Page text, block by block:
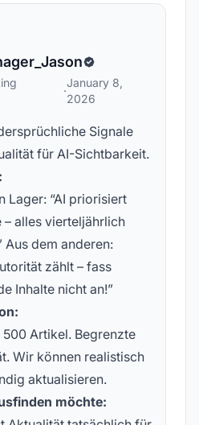
·
January 8,
2026
Signale
für AI-Sichtbarkeit.
Lager: “AI priorisiert
– alles vierteljährlich
Aus dem anderen:
zählt – fass
Inhalte nicht an!”
Artikel. Begrenzte
Wir können realistisch
aktualisieren.
möchte: